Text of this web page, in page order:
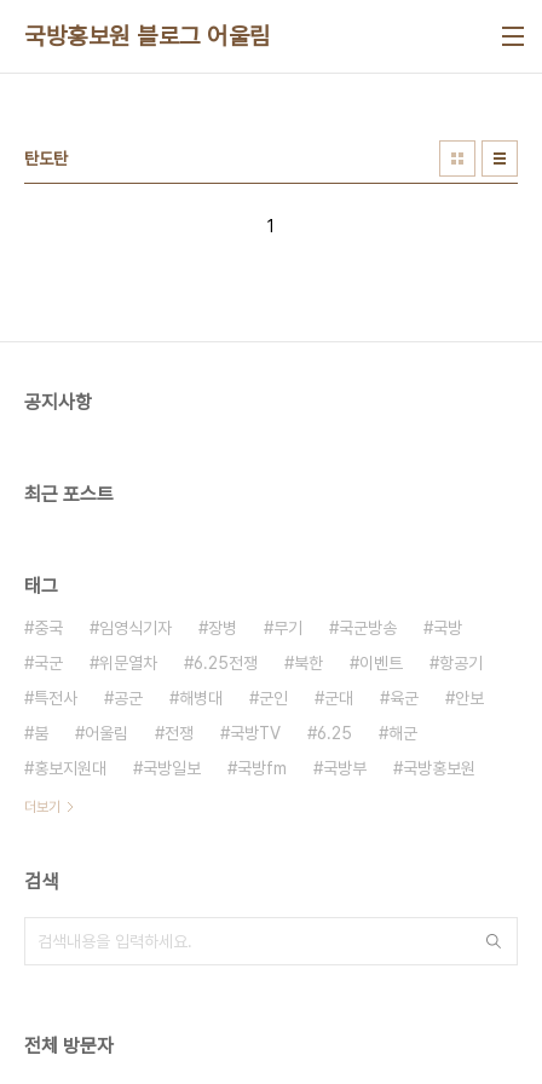
국방홍보원 블로그 어울림
탄도탄
1
공지사항
최근 포스트
태그
중국 임영식기자 장병 무기 국군방송
국방
국군
위문열차 6.25전쟁 북한 이벤트
항공기
특전사
공군 해병대 군인 군대 육군
안보
붐
어울림 전쟁 국방TV 6.25
해군
홍보지원대
국방일보 국방fm 국방부 국방홍보원
더보기
검색
전체 방문자